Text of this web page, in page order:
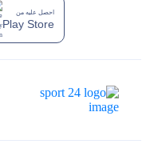
احصل عليه من
Play Store